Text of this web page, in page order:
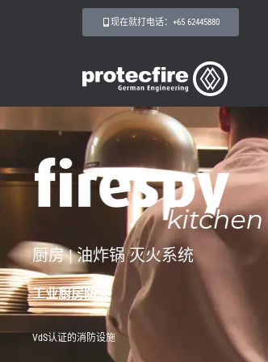
现在就打电话：+65 62445880
厨房 | 油炸锅 灭火系统
工业厨房防火
VdS认证的消防设施